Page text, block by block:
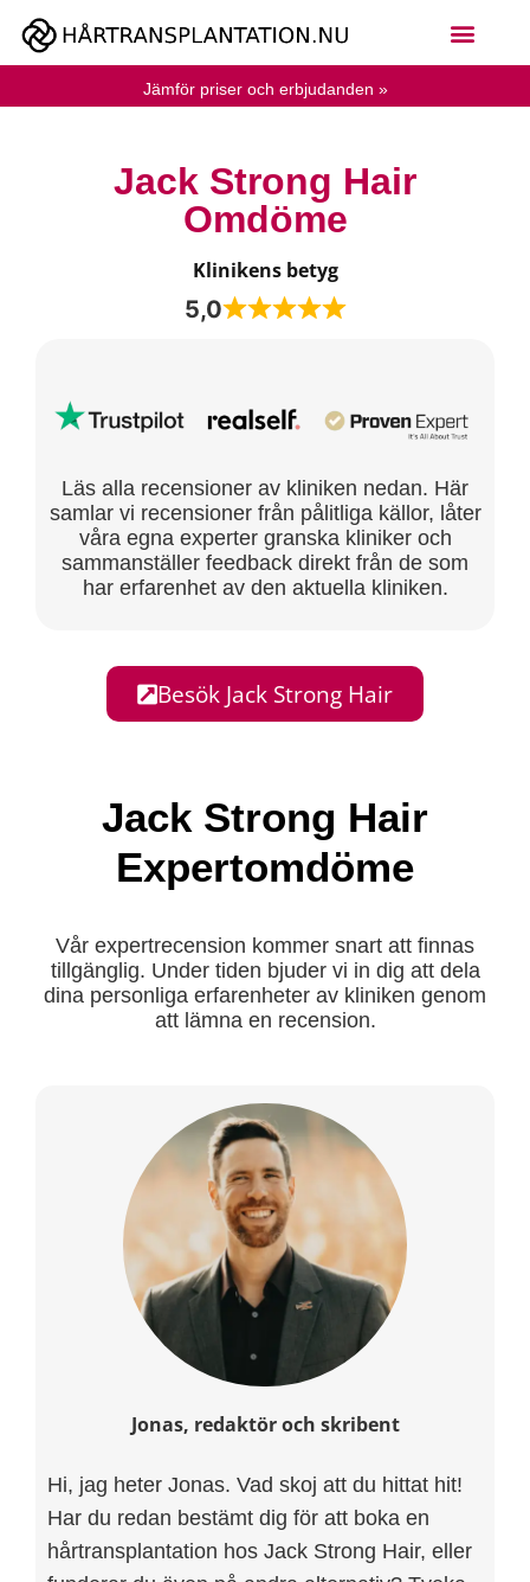
Jämför priser och erbjudanden »
Jack Strong Hair
Omdöme
Klinikens betyg
5,0
Läs alla recensioner av kliniken nedan. Här
samlar vi recensioner från pålitliga källor, låter
våra egna experter granska kliniker och
sammanställer feedback direkt från de som
har erfarenhet av den aktuella kliniken.
Besök Jack Strong Hair
Jack Strong Hair
Expertomdöme
Vår expertrecension kommer snart att finnas
tillgänglig. Under tiden bjuder vi in dig att dela
dina personliga erfarenheter av kliniken genom
att lämna en recension.
Jonas, redaktör och skribent
Hi, jag heter Jonas. Vad skoj att du hittat hit!
Har du redan bestämt dig för att boka en
hårtransplantation hos Jack Strong Hair, eller